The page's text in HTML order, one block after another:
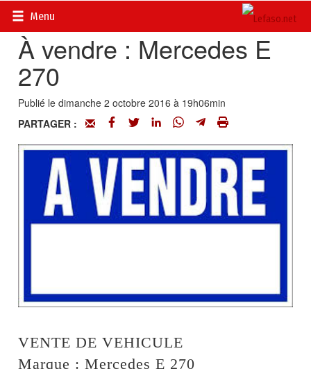
Menu
Accueil>
À vendre : Mercedes E
270
Publié le dimanche 2 octobre 2016 à 19h06min
PARTAGER :
VENTE DE VEHICULE
Marque : Mercedes E 270